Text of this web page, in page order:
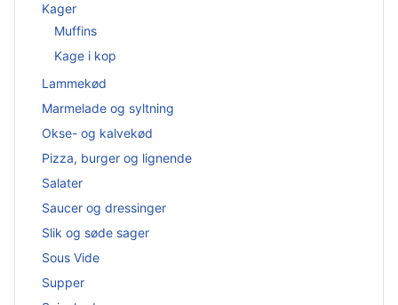
Kager
Muffins
Kage i kop
Lammekød
Marmelade og syltning
Okse- og kalvekød
Pizza, burger og lignende
Salater
Saucer og dressinger
Slik og søde sager
Sous Vide
Supper